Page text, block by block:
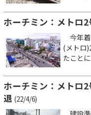
ホーチミン：メトロ
今年
(メトロ
たことに
ホーチミン：メトロ
退 (22/4/6)